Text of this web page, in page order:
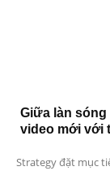
Giữa làn
video mới với
Strategy đặt mục